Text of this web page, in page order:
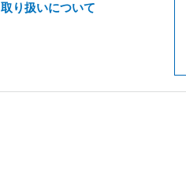
取り扱いについて